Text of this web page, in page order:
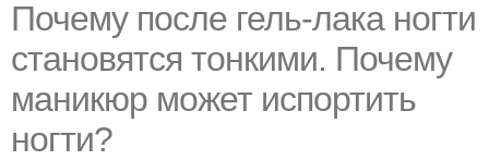
Почему после гель-лака ногти
становятся тонкими. Почему
маникюр может испортить
ногти?